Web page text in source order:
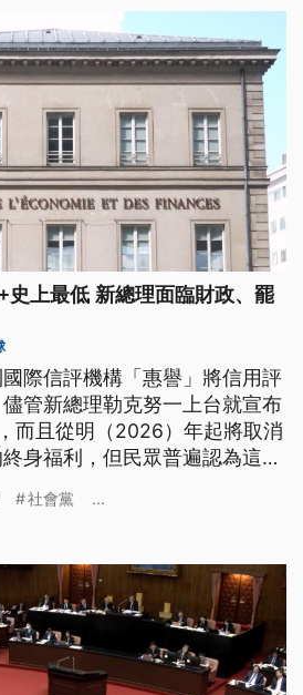
史上最低 新總理面臨財政、罷
際信評機構「惠譽」將信用評
管新總理勒克努一上台就宣布
而且從明（2026）年起將取消
身福利，但民眾普遍認為這只
社會黨 ...